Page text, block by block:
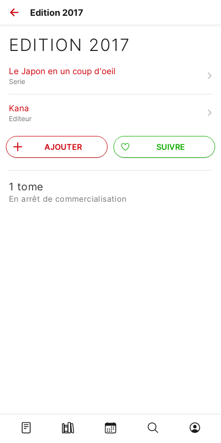
Edition 2017
EDITION 2017
Le Japon en un coup d'oeil
Serie
Kana
Editeur
AJOUTER SUIVRE
1 tome
En arrêt de commercialisation